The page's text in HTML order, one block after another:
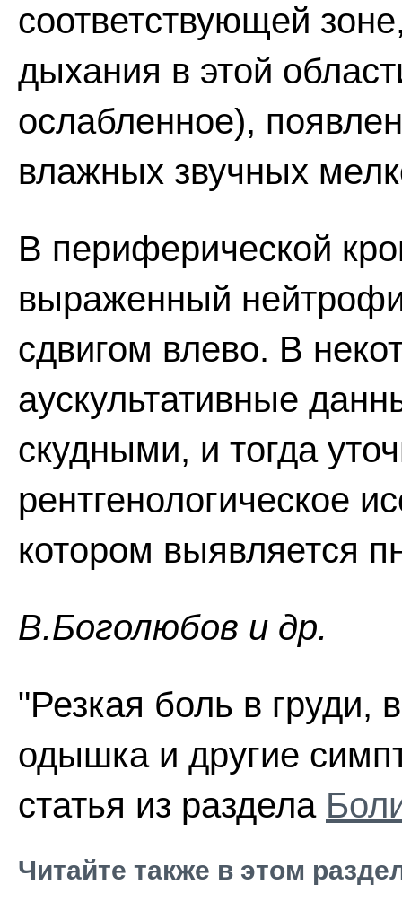
соответствующей
дыхания в этой
ослабленное),
влажных звучных
В периферической
выраженный
сдвигом влево. В
аускультативные
скудными, и тогда
рентгенологическое
котором выявляется
В.Боголюбов и др.
"Резкая боль в груди,
одышка и другие
статья из раздела
Читайте также в этом